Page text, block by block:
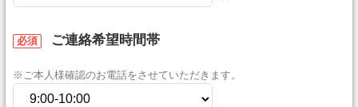
必須 ご連絡希望時間帯
※ご本人様確認のお電話をさせていただきます。